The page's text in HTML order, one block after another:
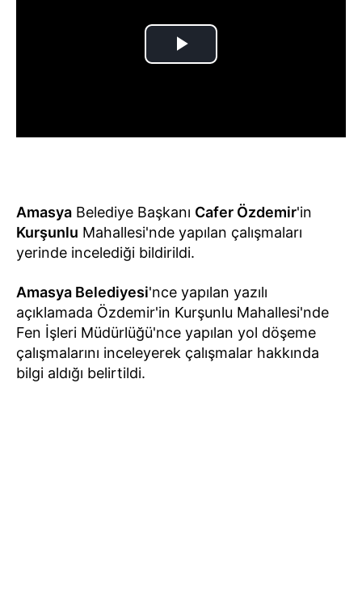
Amasya Belediye Başkanı Cafer Özdemir'in
Kurşunlu Mahallesi'nde yapılan çalışmaları
yerinde incelediği bildirildi.
Amasya Belediyesi'nce yapılan yazılı
açıklamada Özdemir'in Kurşunlu Mahallesi'nde
Fen İşleri Müdürlüğü'nce yapılan yol döşeme
çalışmalarını inceleyerek çalışmalar hakkında
bilgi aldığı belirtildi.